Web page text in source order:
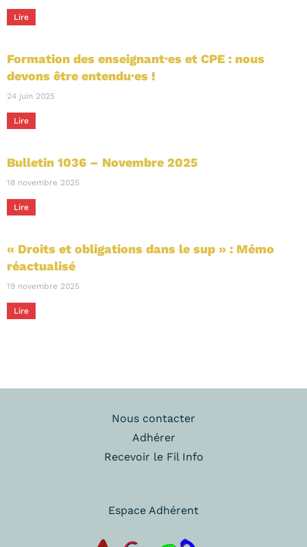
Lire
Formation des enseignant·es et CPE : nous
devons être entendu·es !
24 juin 2025
Lire
Bulletin 1036 – Novembre 2025
18 novembre 2025
Lire
« Droits et obligations dans le sup » : Mémo
réactualisé
19 novembre 2025
Lire
Nous contacter
Adhérer
Recevoir le Fil Info
Espace Adhérent